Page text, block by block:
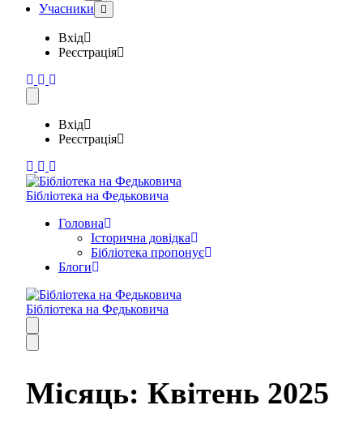
Учасники
Вхід
Реєстрація
Вхід
Реєстрація
Бібліотека на Федьковича
Головна
Історична довідка
Бібліотека пропонує
Блоги
Бібліотека на Федьковича
Місяць: Квітень 2025